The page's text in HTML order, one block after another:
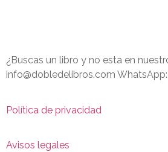
¿Buscas un libro y no esta en
info@dobledelibros.com WhatsApp:
Política de privacidad
Avisos legales